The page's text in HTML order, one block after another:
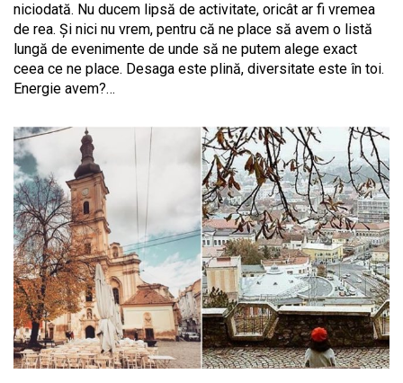
niciodată. Nu ducem lipsă de activitate, oricât ar fi vremea
de rea. Și nici nu vrem, pentru că ne place să avem o listă
lungă de evenimente de unde să ne putem alege exact
ceea ce ne place. Desaga este plină, diversitate este în toi.
Energie avem?…